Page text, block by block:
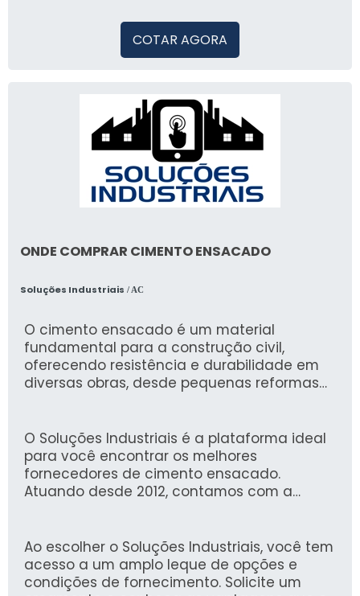
COTAR AGORA
ONDE COMPRAR CIMENTO ENSACADO
Soluções Industriais / AC
O cimento ensacado é um material
fundamental para a construção civil,
oferecendo resistência e durabilidade em
diversas obras, desde pequenas reformas
utilização ainda mais vantajosa, garantindo
que os acabamentos e estruturas sejam
realizados com eficiência.
O Soluções Industriais é a plataforma ideal
para você encontrar os melhores
fornecedores de cimento ensacado.
Atuando desde 2012, contamos com a
experiência de compra segura e alinhada
com as suas necessidades.
Ao escolher o Soluções Industriais, você tem
acesso a um amplo leque de opções e
condições de fornecimento. Solicite um